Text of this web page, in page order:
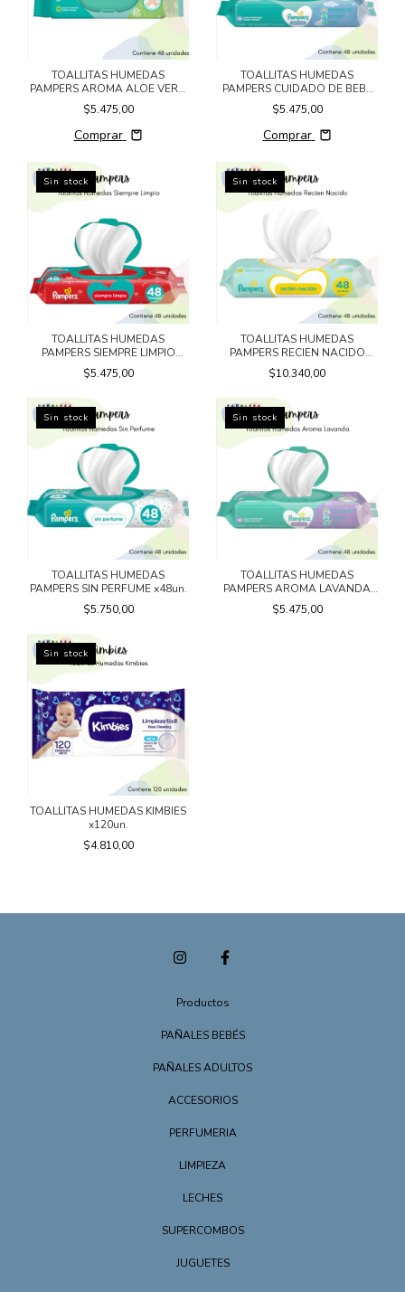
TOALLITAS HUMEDAS
PAMPERS AROMA ALOE VERA
x48un.
$5.475,00
Comprar
TOALLITAS HUMEDAS
PAMPERS CUIDADO DE BEBE
x48un
$5.475,00
Comprar
Sin stock
TOALLITAS HUMEDAS
PAMPERS SIEMPRE LIMPIO
x48un.
$5.475,00
Sin stock
TOALLITAS HUMEDAS
PAMPERS RECIEN NACIDO
x48un.
$10.340,00
Sin stock
TOALLITAS HUMEDAS
PAMPERS SIN PERFUME x48un.
$5.750,00
Sin stock
TOALLITAS HUMEDAS
PAMPERS AROMA LAVANDA
x48un.
$5.475,00
Sin stock
TOALLITAS HUMEDAS KIMBIES
x120un.
$4.810,00
Productos
PAÑALES BEBÉS
PAÑALES ADULTOS
ACCESORIOS
PERFUMERIA
LIMPIEZA
LECHES
SUPERCOMBOS
JUGUETES